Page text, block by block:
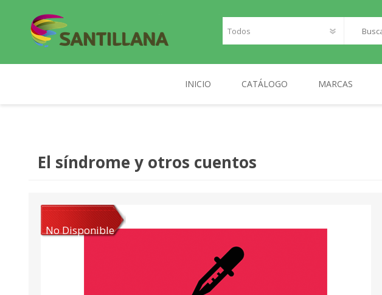
INICIO CATÁLOGO MARCAS
El síndrome y otros cuentos
No Disponible